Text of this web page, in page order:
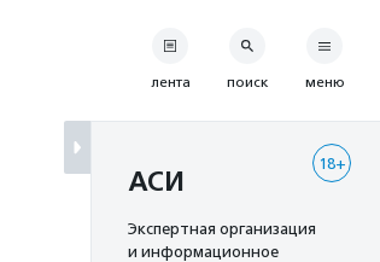
лента поиск меню
18+
АСИ
Экспертная организация
и информационное